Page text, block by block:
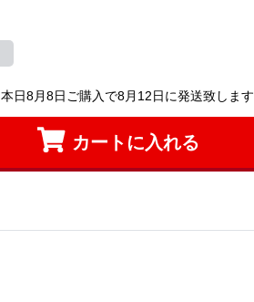
本日8月8日ご購入で8月12日に発送致します
カートに入れる